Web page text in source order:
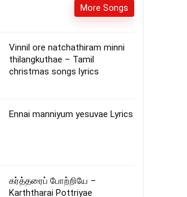
More Songs
Vinnil ore natchathiram minni
thilangkuthae – Tamil
christmas songs lyrics
Ennai manniyum yesuvae Lyrics
கர்த்தரைப் போற்றியே –
Karththarai Pottriyae